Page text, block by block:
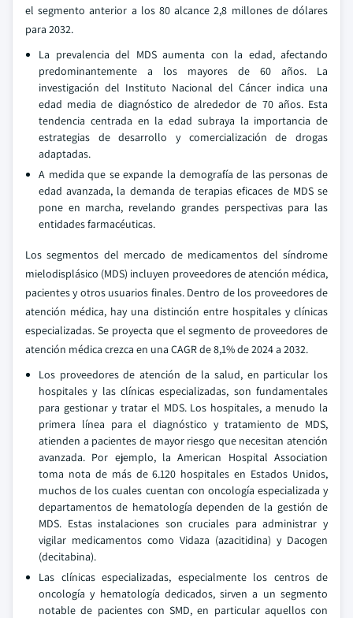
el segmento anterior a los 80 alcance 2,8 millones de dólares
para 2032.
La prevalencia del MDS aumenta con la edad, afectando
predominantemente a los mayores de 60 años. La
investigación del Instituto Nacional del Cáncer indica una
edad media de diagnóstico de alrededor de 70 años. Esta
tendencia centrada en la edad subraya la importancia de
estrategias de desarrollo y comercialización de drogas
adaptadas.
A medida que se expande la demografía de las personas de
edad avanzada, la demanda de terapias eficaces de MDS se
pone en marcha, revelando grandes perspectivas para las
entidades farmacéuticas.
Los segmentos del mercado de medicamentos del síndrome
mielodisplásico (MDS) incluyen proveedores de atención médica,
pacientes y otros usuarios finales. Dentro de los proveedores de
atención médica, hay una distinción entre hospitales y clínicas
especializadas. Se proyecta que el segmento de proveedores de
atención médica crezca en una CAGR de 8,1% de 2024 a 2032.
Los proveedores de atención de la salud, en particular los
hospitales y las clínicas especializadas, son fundamentales
para gestionar y tratar el MDS. Los hospitales, a menudo la
primera línea para el diagnóstico y tratamiento de MDS,
atienden a pacientes de mayor riesgo que necesitan atención
avanzada. Por ejemplo, la American Hospital Association
toma nota de más de 6.120 hospitales en Estados Unidos,
muchos de los cuales cuentan con oncología especializada y
departamentos de hematología dependen de la gestión de
MDS. Estas instalaciones son cruciales para administrar y
vigilar medicamentos como Vidaza (azacitidina) y Dacogen
(decitabina).
Las clínicas especializadas, especialmente los centros de
oncología y hematología dedicados, sirven a un segmento
notable de pacientes con SMD, en particular aquellos con